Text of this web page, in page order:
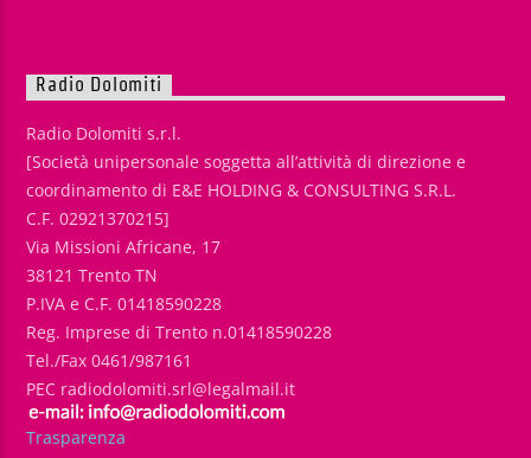
Radio Dolomiti
Radio Dolomiti s.r.l.
[Società unipersonale soggetta all’attività di direzione e
coordinamento di E&E HOLDING & CONSULTING S.R.L.
C.F. 02921370215]
Via Missioni Africane, 17
38121 Trento TN
P.IVA e C.F. 01418590228
Reg. Imprese di Trento n.01418590228
Tel./Fax 0461/987161
PEC radiodolomiti.srl@legalmail.it
Trasparenza